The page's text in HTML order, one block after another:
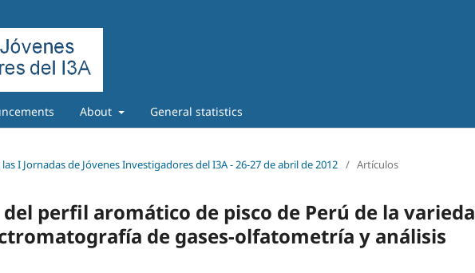
About General statistics
I Jornadas de Jóvenes Investigadores del I3A - 26‐27 de abril de 2012 / Artículos
perfil aromático de pisco de Perú de la
de gases-olfatometría y análisis